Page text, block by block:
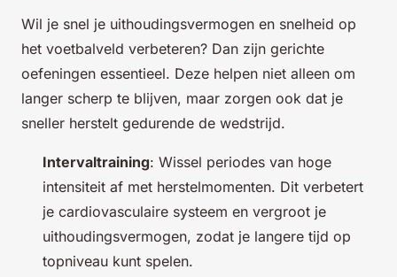
Wil je snel je uithoudingsvermogen en snelheid op
het voetbalveld verbeteren? Dan zijn gerichte
oefeningen essentieel. Deze helpen niet alleen om
langer scherp te blijven, maar zorgen ook dat je
sneller herstelt gedurende de wedstrijd.
Intervaltraining: Wissel periodes van hoge
intensiteit af met herstelmomenten. Dit verbetert
je cardiovasculaire systeem en vergroot je
uithoudingsvermogen, zodat je langere tijd op
topniveau kunt spelen.